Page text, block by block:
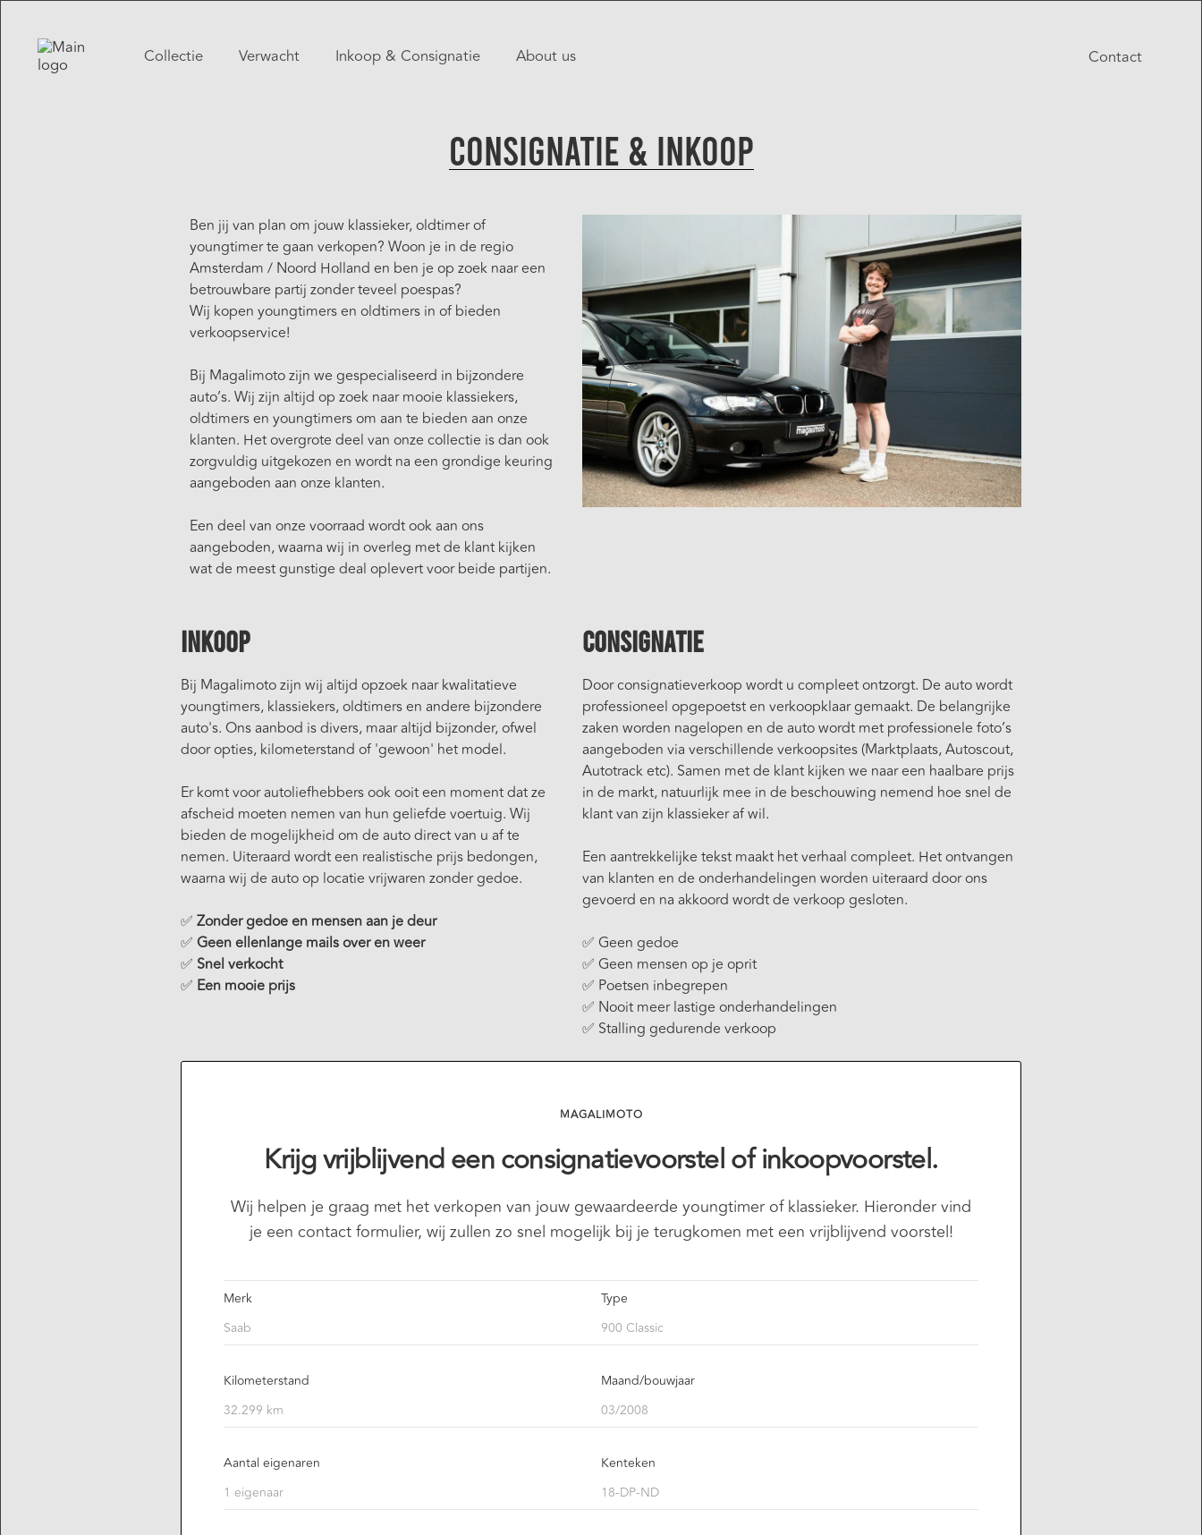
Collectie Verwacht Inkoop & Consignatie About us Contact
Consignatie & Inkoop
Ben jij van plan om jouw klassieker, oldtimer of
youngtimer te gaan verkopen? Woon je in de regio
Amsterdam / Noord Holland en ben je op zoek naar een
betrouwbare partij zonder teveel poespas?
Wij kopen youngtimers en oldtimers in of bieden
verkoopservice!
Bij Magalimoto zijn we gespecialiseerd in bijzondere
auto’s. Wij zijn altijd op zoek naar mooie klassiekers,
oldtimers en youngtimers om aan te bieden aan onze
klanten. Het overgrote deel van onze collectie is dan ook
zorgvuldig uitgekozen en wordt na een grondige keuring
aangeboden aan onze klanten.
Een deel van onze voorraad wordt ook aan ons
aangeboden, waarna wij in overleg met de klant kijken
wat de meest gunstige deal oplevert voor beide partijen.
Inkoop
Bij Magalimoto zijn wij altijd opzoek naar kwalitatieve
youngtimers, klassiekers, oldtimers en andere bijzondere
auto's. Ons aanbod is divers, maar altijd bijzonder, ofwel
door opties, kilometerstand of 'gewoon' het model.
Er komt voor autoliefhebbers ook ooit een moment dat ze
afscheid moeten nemen van hun geliefde voertuig. Wij
bieden de mogelijkheid om de auto direct van u af te
nemen. Uiteraard wordt een realistische prijs bedongen,
waarna wij de auto op locatie vrijwaren zonder gedoe.
✅ Zonder gedoe en mensen aan je deur
✅ Geen ellenlange mails over en weer
✅ Snel verkocht
✅ Een mooie prijs
Consignatie
Door consignatieverkoop wordt u compleet ontzorgt. De auto wordt
professioneel opgepoetst en verkoopklaar gemaakt. De belangrijke
zaken worden nagelopen en de auto wordt met professionele foto’s
aangeboden via verschillende verkoopsites (Marktplaats, Autoscout,
Autotrack etc). Samen met de klant kijken we naar een haalbare prijs
in de markt, natuurlijk mee in de beschouwing nemend hoe snel de
klant van zijn klassieker af wil.
Een aantrekkelijke tekst maakt het verhaal compleet. Het ontvangen
van klanten en de onderhandelingen worden uiteraard door ons
gevoerd en na akkoord wordt de verkoop gesloten.
✅ Geen gedoe
✅ Geen mensen op je oprit
✅ Poetsen inbegrepen
✅ Nooit meer lastige onderhandelingen
✅ Stalling gedurende verkoop
MAGALIMOTO
Krijg vrijblijvend een consignatievoorstel of inkoopvoorstel.
Wij helpen je graag met het verkopen van jouw gewaardeerde youngtimer of klassieker. Hieronder vind
je een contact formulier, wij zullen zo snel mogelijk bij je terugkomen met een vrijblijvend voorstel!
Merk Type
Kilometerstand Maand/bouwjaar
Aantal eigenaren Kenteken